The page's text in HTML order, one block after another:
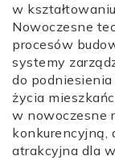
w
Nowoczesne
procesów
systemy
do
życia
w nowoczesne
konkurencyjną,
atrakcyjna dla